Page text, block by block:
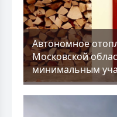
Aвтономное
Московской
минимальным